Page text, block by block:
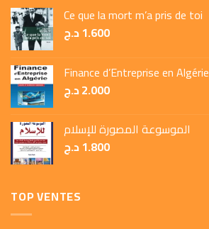
Ce que la mort m’a pris de toi
1.600د.ج
Finance d’Entreprise en Algérie
2.000د.ج
الموسوعة المصورة للإسلام
1.800د.ج
TOP VENTES